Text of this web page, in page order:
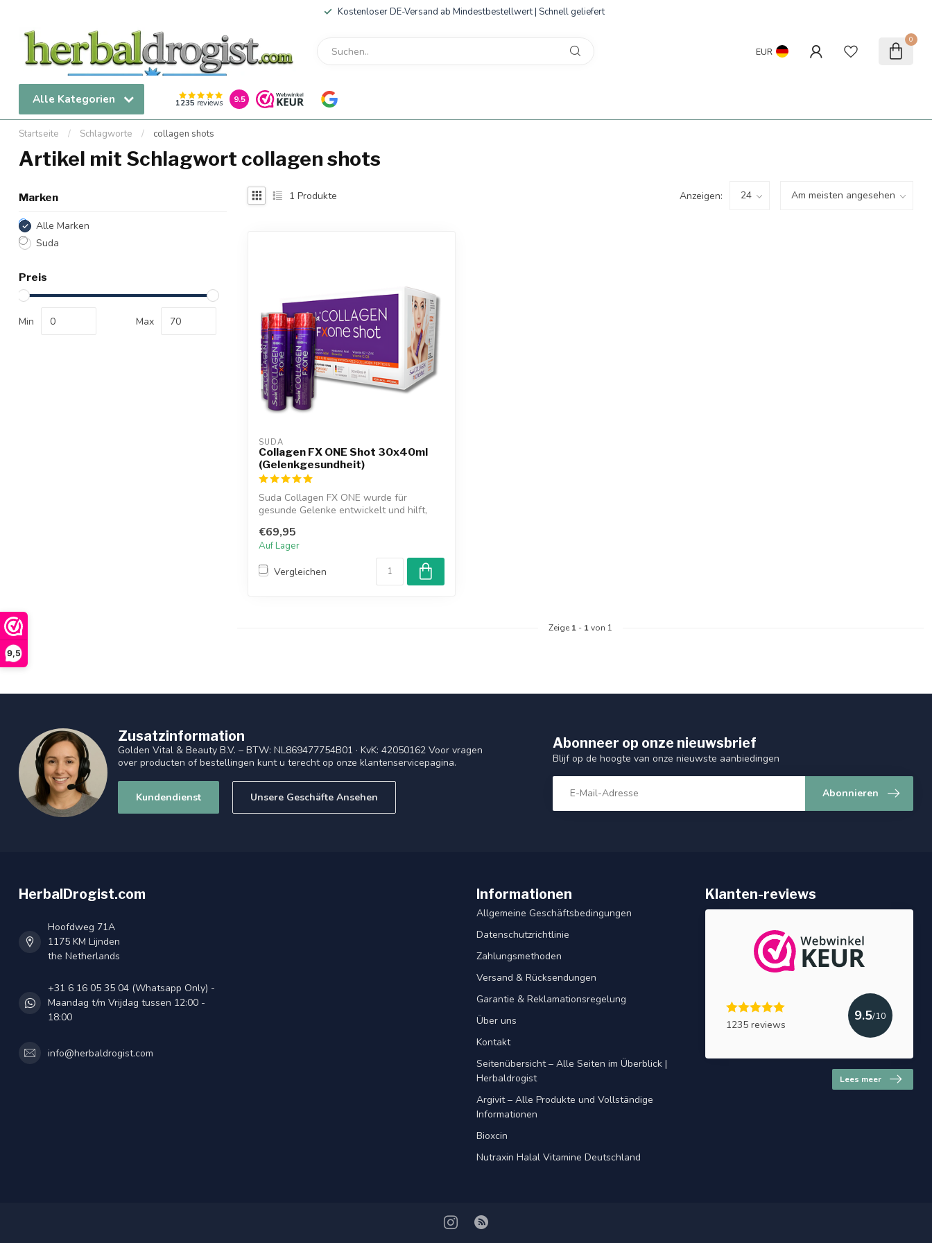
9,5
Kostenloser DE-Versand ab Mindestbestellwert | Schnell geliefert
EUR
0
Alle Kategorien 1235 reviews 9.5
Startseite / Schlagworte / collagen shots
Artikel mit Schlagwort collagen shots
Marken
Alle Marken
Suda
Preis
Min Max
1 Produkte Anzeigen:
SUDA
Collagen FX ONE Shot 30x40ml
(Gelenkgesundheit)
Suda Collagen FX ONE wurde für
gesunde Gelenke entwickelt und hilft,
€69,95
Auf Lager
Vergleichen
Zeige 1 - 1von 1
Zusatzinformation
Golden Vital & Beauty B.V. – BTW: NL869477754B01 · KvK: 42050162 Voor vragen
over producten of bestellingen kunt u terecht op onze klantenservicepagina.
Kundendienst Unsere Geschäfte Ansehen
Abonneer op onze nieuwsbrief
Blijf op de hoogte van onze nieuwste aanbiedingen
Abonnieren
HerbalDrogist.com
Hoofdweg 71A
1175 KM Lijnden
the Netherlands
+31 6 16 05 35 04 (Whatsapp Only) -
Maandag t/m Vrijdag tussen 12:00 -
18:00
info@herbaldrogist.com
Informationen
Allgemeine Geschäftsbedingungen
Datenschutzrichtlinie
Zahlungsmethoden
Versand & Rücksendungen
Garantie & Reklamationsregelung
Über uns
Kontakt
Seitenübersicht – Alle Seiten im Überblick |
Herbaldrogist
Argivit – Alle Produkte und Vollständige
Informationen
Bioxcin
Nutraxin Halal Vitamine Deutschland
Klanten-reviews
1235 reviews
9.5/10
Lees meer